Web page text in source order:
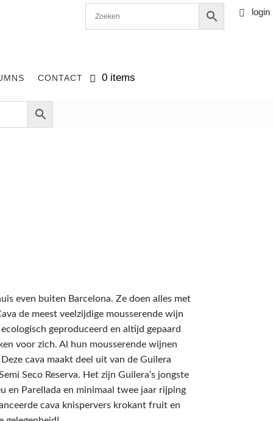
CONTACT 0 items
 login
even buiten Barcelona. Ze doen alles met
de meest veelzijdige mousserende wijn
geproduceerd en altijd gepaard
voor zich. Al hun mousserende wijnen
cava maakt deel uit van de Guilera
Seco Reserva. Het zijn Guilera’s jongste
en Parellada en minimaal twee jaar rijping
cava knispervers krokant fruit en